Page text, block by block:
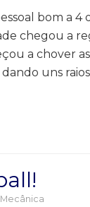
bom a 4
chegou a
a chover
uns
Mecânica